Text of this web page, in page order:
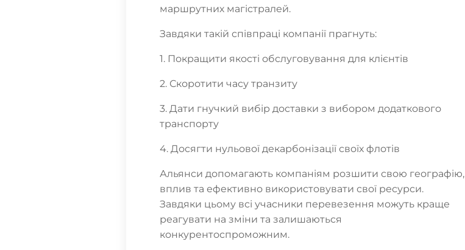
маршрутних магістралей.
Завдяки такій співпраці компанії прагнуть:
1. Покращити якості обслуговування для клієнтів
2. Скоротити часу транзиту
3. Дати гнучкий вибір доставки з вибором додаткового
транспорту
4. Досягти нульової декарбонізації своїх флотів
Альянси допомагають компаніям розшити свою географію,
вплив та ефективно використовувати свої ресурси.
Завдяки цьому всі учасники перевезення можуть краще
реагувати на зміни та залишаються
конкурентоспроможним.